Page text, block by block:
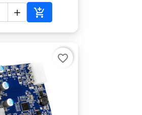
 
Aggiungi al carrello
favorite_border